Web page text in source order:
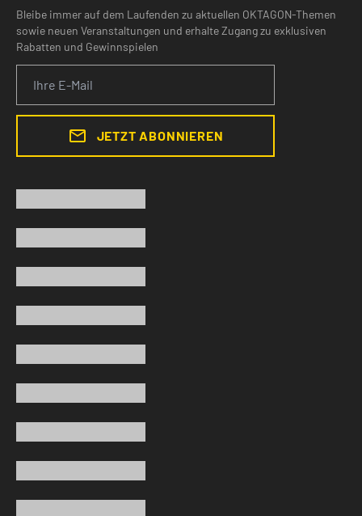
Bleibe immer auf dem Laufenden zu aktuellen OKTAGON-Themen
sowie neuen Veranstaltungen und erhalte Zugang zu exklusiven
Rabatten und Gewinnspielen
JETZT ABONNIEREN